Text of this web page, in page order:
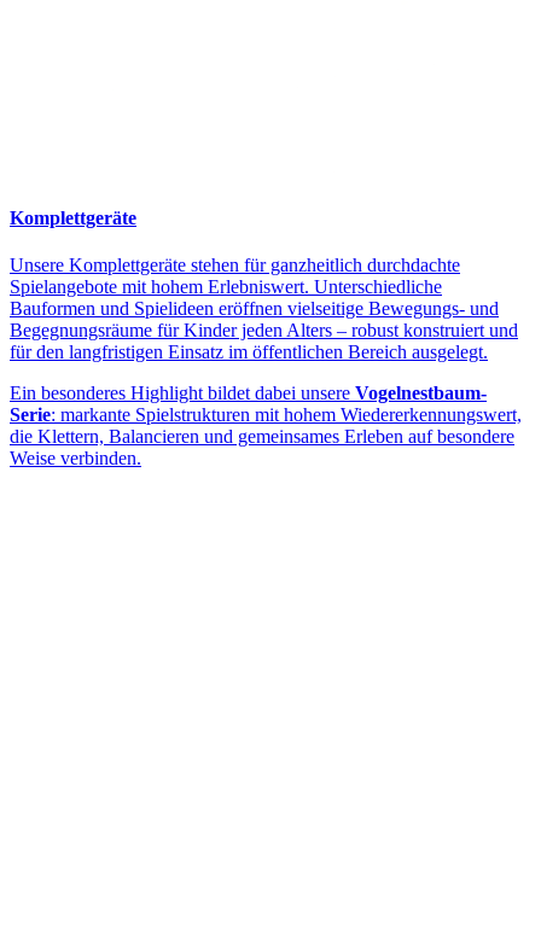
Komplettgeräte
Unsere Komplettgeräte stehen für ganzheitlich durchdachte
Spielangebote mit hohem Erlebniswert. Unterschiedliche
Bauformen und Spielideen eröffnen vielseitige Bewegungs- und
Begegnungsräume für Kinder jeden Alters – robust konstruiert und
für den langfristigen Einsatz im öffentlichen Bereich ausgelegt.
Ein besonderes Highlight bildet dabei unsere Vogelnestbaum-
Serie: markante Spielstrukturen mit hohem Wiedererkennungswert,
die Klettern, Balancieren und gemeinsames Erleben auf besondere
Weise verbinden.